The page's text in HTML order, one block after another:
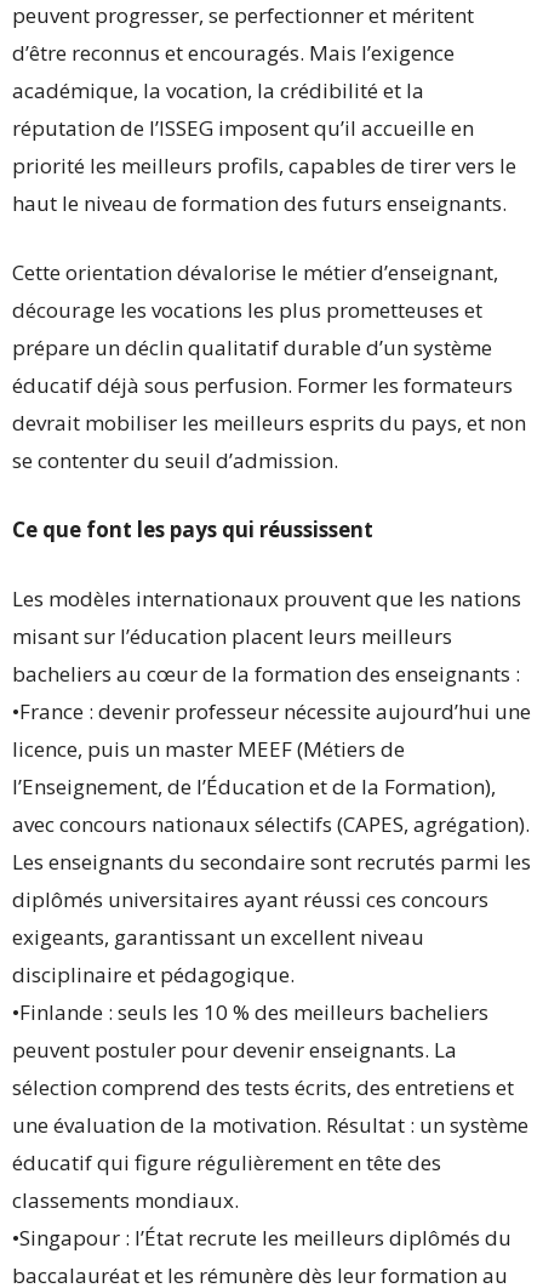
peuvent progresser, se perfectionner et méritent
d’être reconnus et encouragés. Mais l’exigence
académique, la vocation, la crédibilité et la
réputation de l’ISSEG imposent qu’il accueille en
priorité les meilleurs profils, capables de tirer vers le
haut le niveau de formation des futurs enseignants.
Cette orientation dévalorise le métier d’enseignant,
décourage les vocations les plus prometteuses et
prépare un déclin qualitatif durable d’un système
éducatif déjà sous perfusion. Former les formateurs
devrait mobiliser les meilleurs esprits du pays, et non
se contenter du seuil d’admission.
Ce que font les pays qui réussissent
Les modèles internationaux prouvent que les nations
misant sur l’éducation placent leurs meilleurs
bacheliers au cœur de la formation des enseignants :
•France : devenir professeur nécessite aujourd’hui une
licence, puis un master MEEF (Métiers de
l’Enseignement, de l’Éducation et de la Formation),
avec concours nationaux sélectifs (CAPES, agrégation).
Les enseignants du secondaire sont recrutés parmi les
diplômés universitaires ayant réussi ces concours
exigeants, garantissant un excellent niveau
disciplinaire et pédagogique.
•Finlande : seuls les 10 % des meilleurs bacheliers
peuvent postuler pour devenir enseignants. La
sélection comprend des tests écrits, des entretiens et
une évaluation de la motivation. Résultat : un système
éducatif qui figure régulièrement en tête des
classements mondiaux.
•Singapour : l’État recrute les meilleurs diplômés du
baccalauréat et les rémunère dès leur formation au